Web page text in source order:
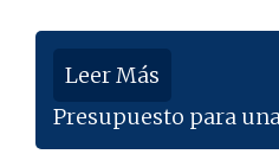
Leer Más
Presupuesto para